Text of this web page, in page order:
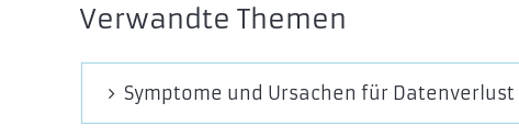
Verwandte Themen
Symptome und Ursachen für Datenverlust